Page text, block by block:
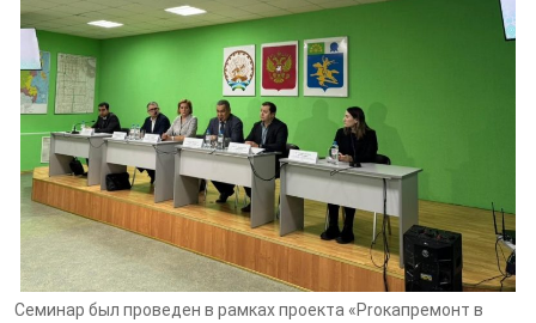
Семинар был проведен в рамках проекта «Proкапремонт в